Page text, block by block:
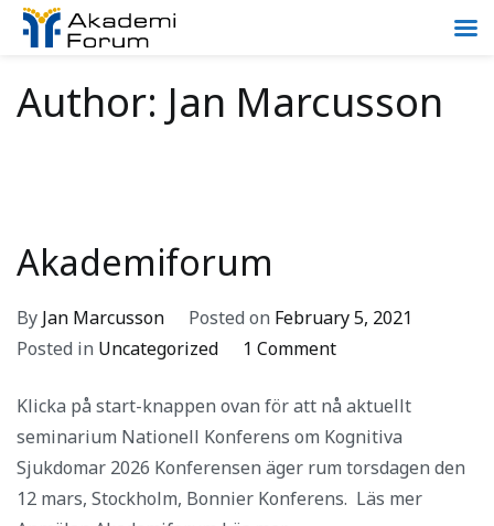
Author: Jan Marcusson
Akademiforum
By Jan Marcusson Posted on February 5, 2021
Posted in Uncategorized 1 Commenton
Klicka på start-knappen ovan för att nå aktuellt
seminarium Nationell Konferens om Kognitiva
Sjukdomar 2026 Konferensen äger rum torsdagen den
12 mars, Stockholm, Bonnier Konferens. Läs mer